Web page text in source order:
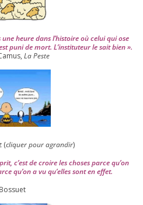
heure dans l’his­toire où celui qui ose
puni de mort. L’instituteur le sait bien ».
La Peste
(cli­quer pour agran­dir)
c’est de croire les choses parce qu’on
qu’on a vu qu’elles sont en effet.
Bossuet